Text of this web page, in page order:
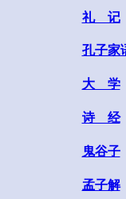
礼 记
孔子家
大 学
诗 经
鬼谷子
孟子解